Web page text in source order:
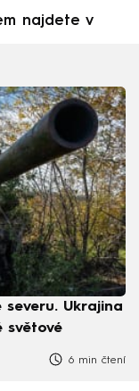
najdete v
severu. Ukrajina
světové
6 min čtení